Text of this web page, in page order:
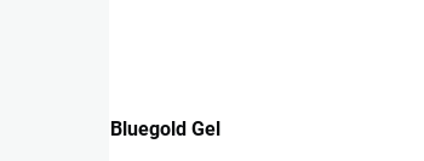
Bluegold Gel